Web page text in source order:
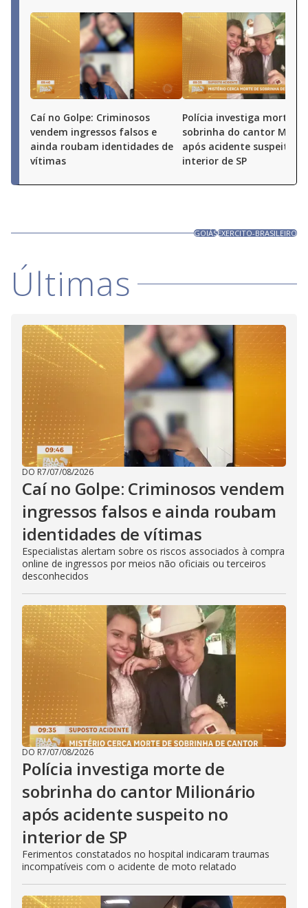
Caí no Golpe: Criminosos
vendem ingressos falsos e
ainda roubam identidades de
vítimas
Polícia investiga morte de
sobrinha do cantor
após acidente suspeito
interior de SP
GOIÁSEXERCITO-BRASILEIRO
Últimas
DO R7/07/08/2026
Caí no Golpe: Criminosos vendem
ingressos falsos e ainda roubam
identidades de vítimas
Especialistas alertam sobre os riscos associados à compra
online de ingressos por meios não oficiais ou terceiros
desconhecidos
DO R7/07/08/2026
Polícia investiga morte de
sobrinha do cantor Milionário
após acidente suspeito no
interior de SP
Ferimentos constatados no hospital indicaram traumas
incompatíveis com o acidente de moto relatado